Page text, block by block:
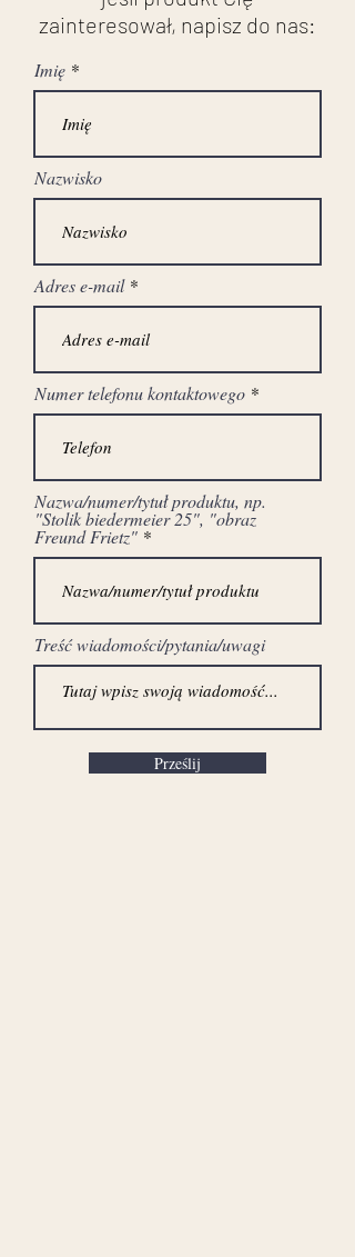
cm, gł. 22 cm
stan po renowacji
zainteresował, napisz do nas:
Imię
Nazwisko
Adres e-mail
Numer telefonu kontaktowego
Nazwa/numer/tytuł produktu, np.
"Stolik biedermeier 25", "obraz
Freund Frietz"
Treść wiadomości/pytania/uwagi
Prześlij